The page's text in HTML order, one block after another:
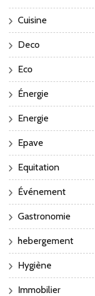
Cuisine
Deco
Eco
Énergie
Energie
Epave
Equitation
Événement
Gastronomie
hebergement
Hygiène
Immobilier